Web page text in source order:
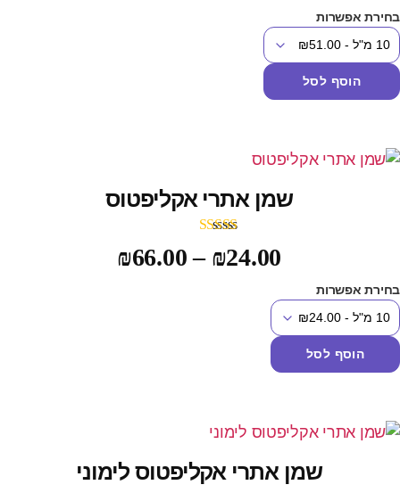
אפשרות
הוסף לסל
שמן אתרי אקליפטוס
מתוך 5
₪24.00
–
₪66.00
אפשרות
הוסף לסל
שמן אתרי אקליפטוס לימוני